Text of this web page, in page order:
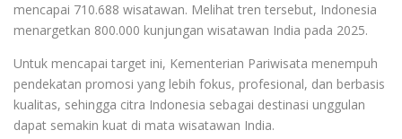
mencapai 710.688 wisatawan. Melihat tren tersebut, Indonesia
menargetkan 800.000 kunjungan wisatawan India pada 2025.
Untuk mencapai target ini, Kementerian Pariwisata menempuh
pendekatan promosi yang lebih fokus, profesional, dan berbasis
kualitas, sehingga citra Indonesia sebagai destinasi unggulan
dapat semakin kuat di mata wisatawan India.